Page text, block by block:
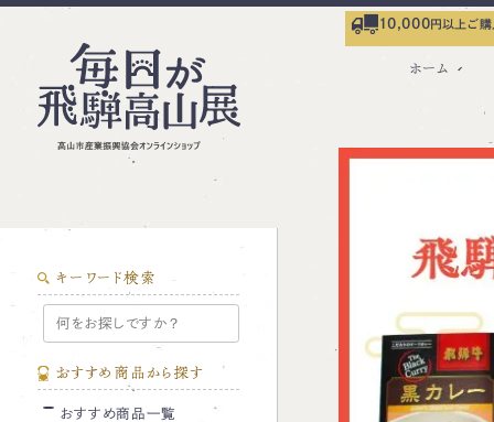
10,000円以上ご
ホーム
キーワード検索
おすすめ商品から探す
おすすめ商品一覧